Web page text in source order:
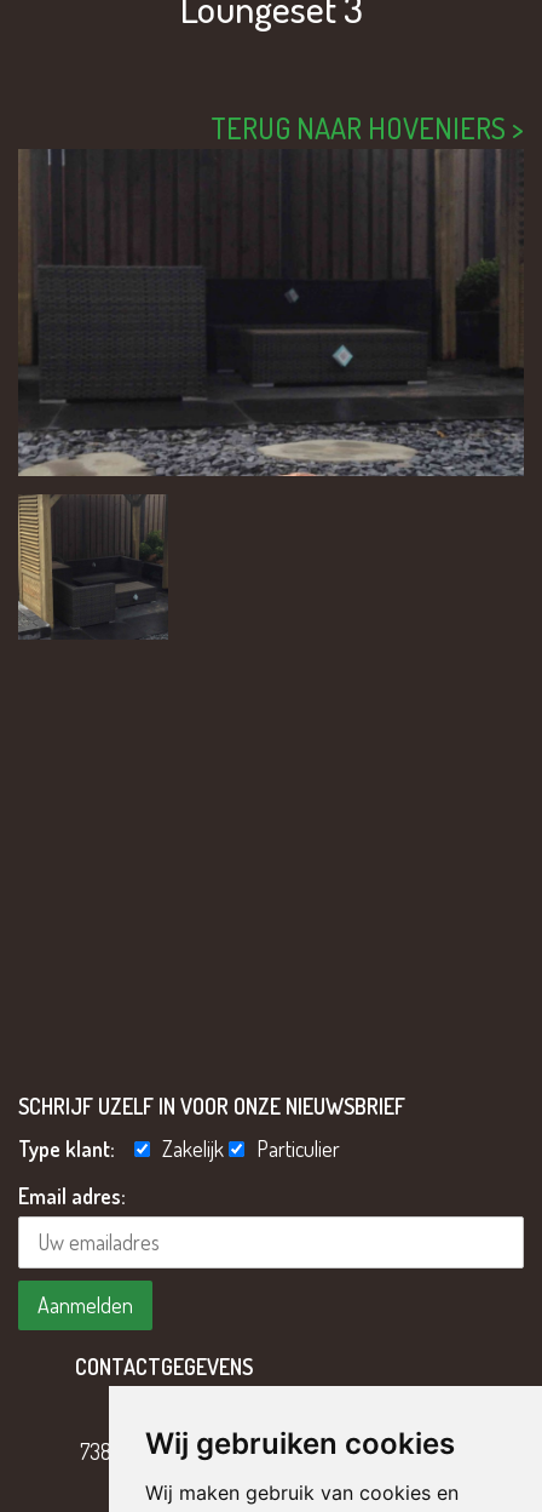
Wij gebruiken cookies
Wij maken gebruik van cookies en
TERUG NAAR HOVENIERS >
SCHRIJF UZELF IN VOOR ONZE NIEUWSBRIEF
Type klant:
Zakelijk
Particulier
Email adres:
CONTACTGEGEVENS
7382 BH Klarenbeek
055 – 301 17 43